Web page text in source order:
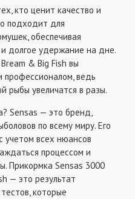
кто ценит качество и
подходит для
обеспечивая
долгое удержание на дне.
& Big Fish вы
профессионалом, ведь
рыбы увеличатся в разы.
Sensas — это бренд,
по всему миру. Его
учетом всех нюансов
процессом и
Прикормка Sensas 3000
— это результат
которые